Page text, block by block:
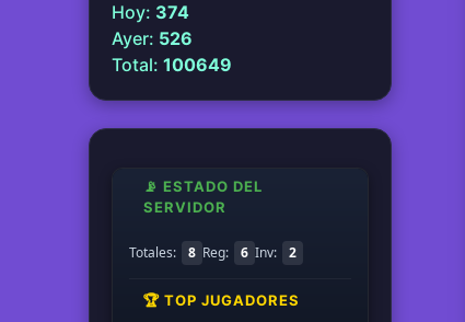
Hoy: 374
Ayer: 526
Total: 100649
📡 ESTADO DEL
SERVIDOR
Totales: 8 Reg: 6 Inv: 2
🏆 TOP JUGADORES